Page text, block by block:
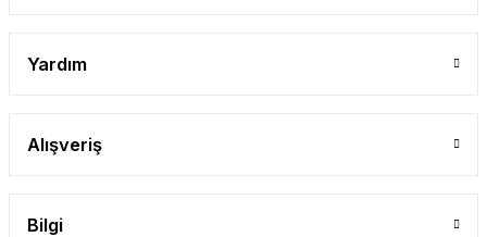
Yardım
Alışveriş
Bilgi